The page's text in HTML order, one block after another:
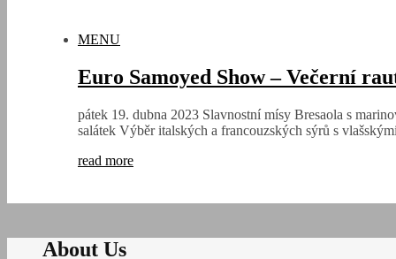
MENU
Euro Samoyed Show – Večerní
pátek 19. dubna 2023 Slavnostní mísy Bresaola s
salátek Výběr italských a francouzských sýrů s
read more
About Us